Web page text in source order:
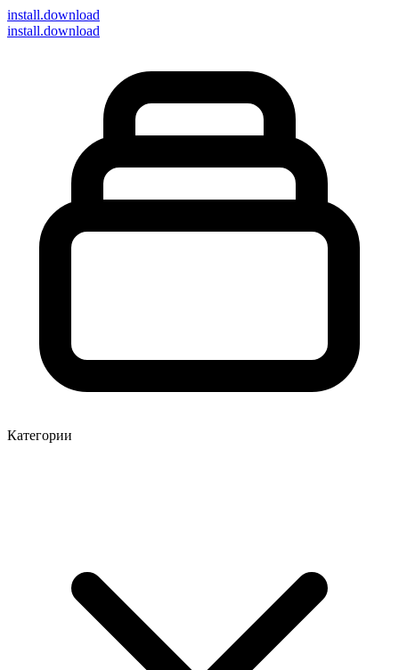
install.download
install.download
Категории